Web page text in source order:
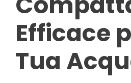
Efficace
Tua